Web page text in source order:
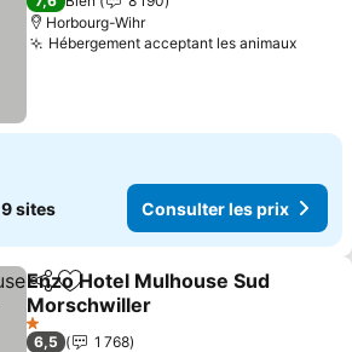
Horbourg-Wihr
Hébergement acceptant les animaux
9 sites Consulter les prix
PartagerAjouter à mes favoris
Enzo Hotel Mulhouse Sud
Morschwiller
Consulter les prix
1 Étoiles
6,5
1 768